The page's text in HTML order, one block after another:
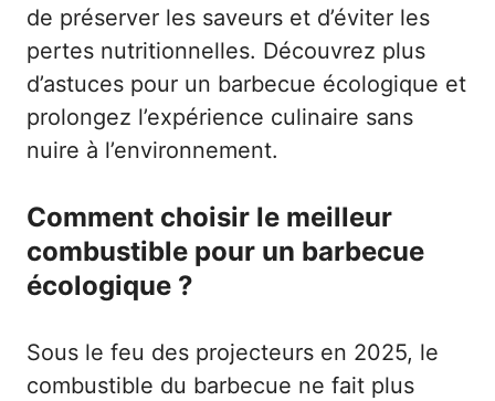
de préserver les saveurs et d’éviter les
pertes nutritionnelles. Découvrez plus
d’astuces pour un barbecue écologique et
prolongez l’expérience culinaire sans
nuire à l’environnement.
Comment choisir le meilleur
combustible pour un barbecue
écologique ?
Sous le feu des projecteurs en 2025, le
combustible du barbecue ne fait plus